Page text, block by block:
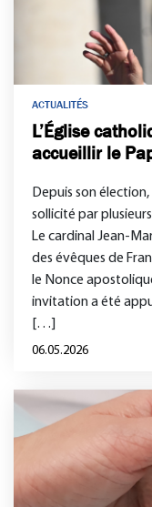
ACTUALITÉS
L’Église
accueillir le
Depuis son élection,
sollicité par
Le cardinal Jean-
des évêques de
le Nonce
invitation a été
[…]
06.05.2026